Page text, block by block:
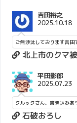
吉田裕之
2025.10.18
ご無沙汰しております吉
北上市のクマ
平田影郎
2025.07.23
クルックさん、書き込み
石破おろし